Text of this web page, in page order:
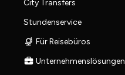
City Transfers
Stundenservice
Für Reisebüros
Unternehmenslösungen